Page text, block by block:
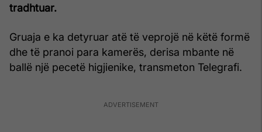
tradhtuar.
Gruaja e ka detyruar atë të veprojë në këtë formë
dhe të pranoi para kamerës, derisa mbante në
ballë një pecetë higjienike, transmeton Telegrafi.